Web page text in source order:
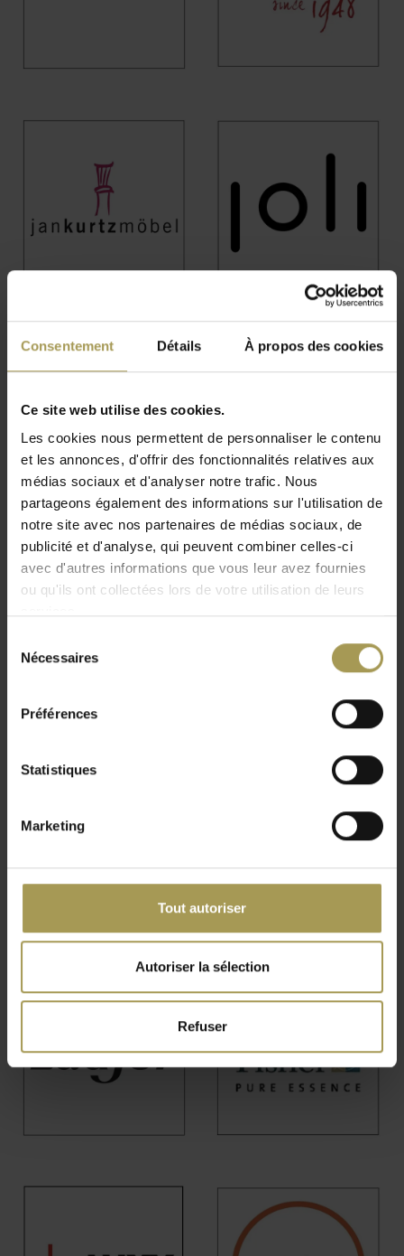
Consentement Détails À propos des cookies
Ce site web utilise des cookies.
Les cookies nous permettent de personnaliser le contenu
et les annonces, d'offrir des fonctionnalités relatives aux
médias sociaux et d'analyser notre trafic. Nous
partageons également des informations sur l'utilisation de
notre site avec nos partenaires de médias sociaux, de
publicité et d'analyse, qui peuvent combiner celles-ci
avec d'autres informations que vous leur avez fournies
ou qu'ils ont collectées lors de votre utilisation de leurs
Nécessaires
Préférences
Statistiques
Marketing
Tout autoriser
Autoriser la sélection
Refuser